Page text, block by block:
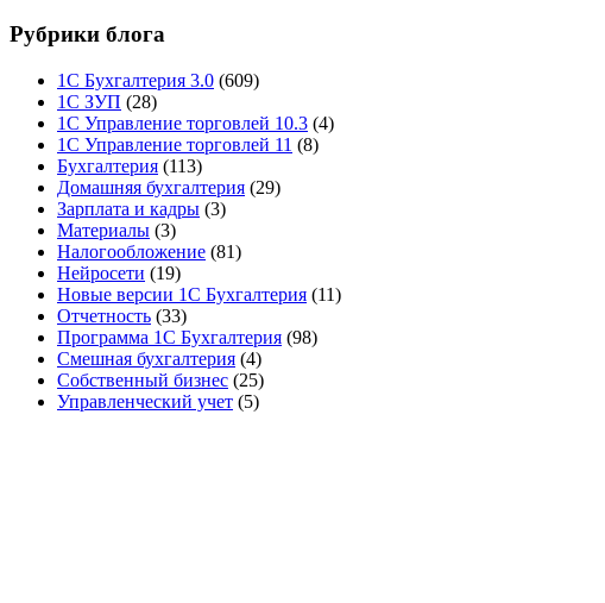
Рубрики блога
1С Бухгалтерия 3.0 (609)
1С ЗУП (28)
1С Управление торговлей 10.3 (4)
1С Управление торговлей 11 (8)
Бухгалтерия (113)
Домашняя бухгалтерия (29)
Зарплата и кадры (3)
Материалы (3)
Налогообложение (81)
Нейросети (19)
Новые версии 1С Бухгалтерия (11)
Отчетность (33)
Программа 1С Бухгалтерия (98)
Смешная бухгалтерия (4)
Собственный бизнес (25)
Управленческий учет (5)